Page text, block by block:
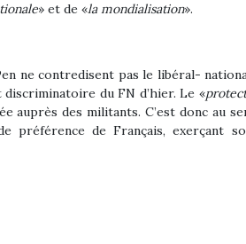
» et de «la mondialisation».
ne contredisent pas le libéral-
du FN d’hier. Le «
auprès des militants. C’est donc au
préférence de Français,